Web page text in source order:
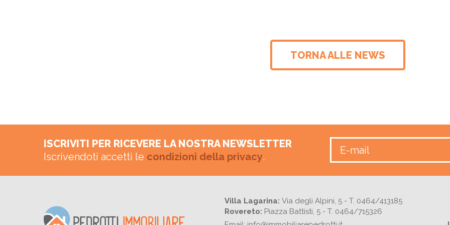
TORNA ALLE NEWS
ISCRIVITI PER RICEVERE LA NOSTRA NEWSLETTER
Iscrivendoti accetti le condizioni della privacy.
Villa Lagarina: Via degli Alpini, 5 - T. 0464/413185
Rovereto: Piazza Battisti, 5 - T. 0464/715326